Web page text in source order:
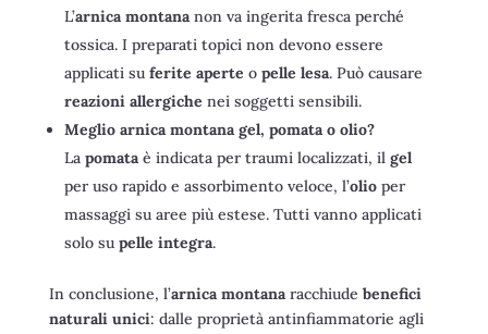
L’arnica montananon va ingerita fresca perché
tossica. I preparati topici non devono essere
applicati su ferite aperte o pelle lesa. Può causare
reazioni allergiche nei soggetti sensibili.
Meglio arnica montana gel, pomata o olio?
La pomataè indicata per traumi localizzati, il gel
per uso rapido e assorbimento veloce, l’olioper
massaggi su aree più estese. Tutti vanno applicati
solo su pelle integra.
In conclusione, l’arnica montanaracchiude benefici
naturali unici: dalle proprietà antinfiammatorie agli